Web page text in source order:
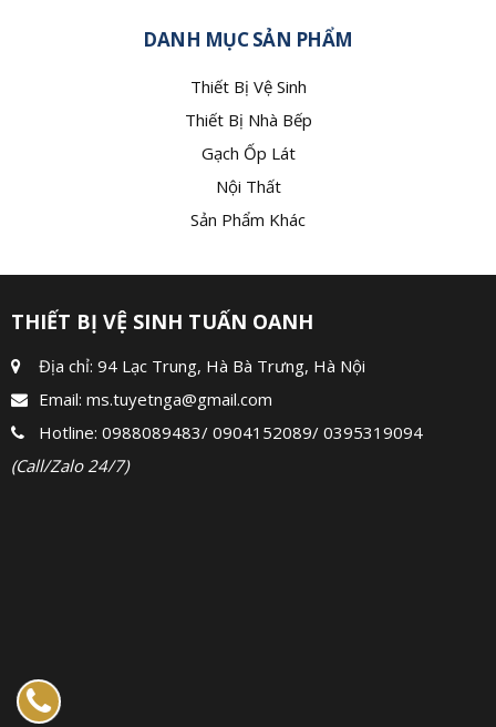
DANH MỤC SẢN PHẨM
Thiết Bị Vệ Sinh
Thiết Bị Nhà Bếp
Gạch Ốp Lát
Nội Thất
Sản Phẩm Khác
THIẾT BỊ VỆ SINH TUẤN OANH
Địa chỉ: 94 Lạc Trung, Hà Bà Trưng, Hà Nội
Email: ms.tuyetnga@gmail.com
Hotline: 0988089483/ 0904152089/ 0395319094
(Call/Zalo 24/7)